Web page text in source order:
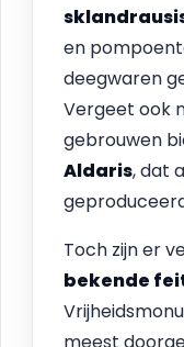
en
deegwaren
Vergeet ook
gebrouwen
Aldaris, dat
Toch zijn er
bekende